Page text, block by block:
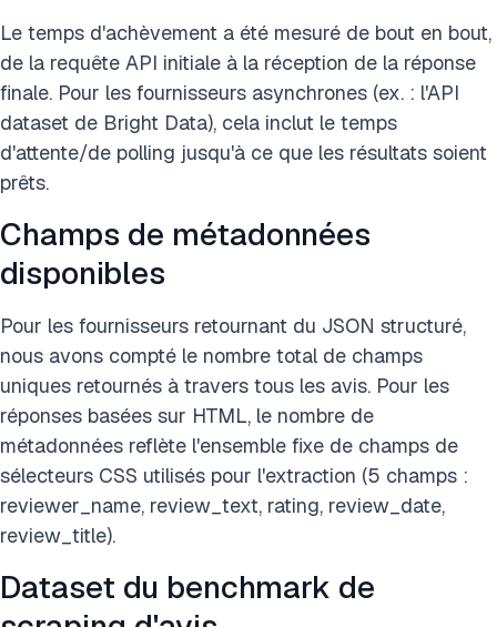
Le temps d'achèvement a été mesuré de bout en bout,
de la requête API initiale à la réception de la réponse
finale. Pour les fournisseurs asynchrones (ex. : l'API
dataset de Bright Data), cela inclut le temps
d'attente/de polling jusqu'à ce que les résultats soient
prêts.
Champs de métadonnées
disponibles
Pour les fournisseurs retournant du JSON structuré,
nous avons compté le nombre total de champs
uniques retournés à travers tous les avis. Pour les
réponses basées sur HTML, le nombre de
métadonnées reflète l'ensemble fixe de champs de
sélecteurs CSS utilisés pour l'extraction (5 champs :
reviewer_name, review_text, rating, review_date,
review_title).
Dataset du benchmark de